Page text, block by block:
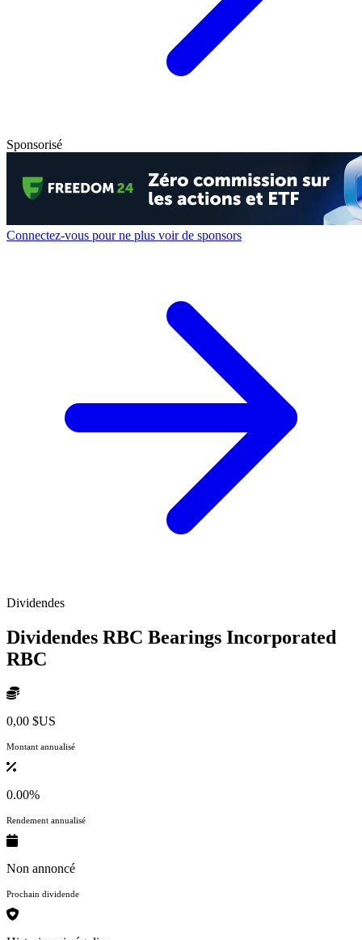
Sponsorisé
Connectez-vous pour ne plus voir de sponsors
Dividendes
Dividendes RBC Bearings Incorporated
RBC
0,00 $US
Montant annualisé
0.00%
Rendement annualisé
Non annoncé
Prochain dividende